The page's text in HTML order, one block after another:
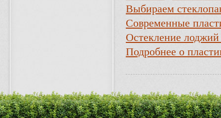
Выбираем
Современные
Остекление
Подробнее о